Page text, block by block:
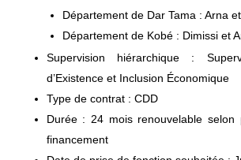
Département de Dar Tama : Arna
Département de Kobé : Dimissi et
Supervision hiérarchique :
d’Existence et Inclusion Économique
Type de contrat : CDD
Durée : 24 mois renouvelable selon
financement